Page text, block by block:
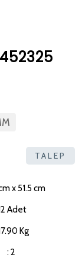
TALEP
x 51.5 cm
Adet
Kg
: 2